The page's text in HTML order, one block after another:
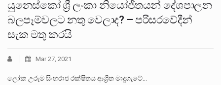
යුනෙස්කෝ ශ්‍රී ලංකා නියෝජිතයන් දේශපාලන
බලපෑම්වලට නතු වෙලාද? – පරිසරවේදීන්
සැක මතු කරයි
Mar 27, 2021
ලෝක උරුම සිංහරාජ රක්ෂිතය ආශ්‍රිත මාදුගැටේ…